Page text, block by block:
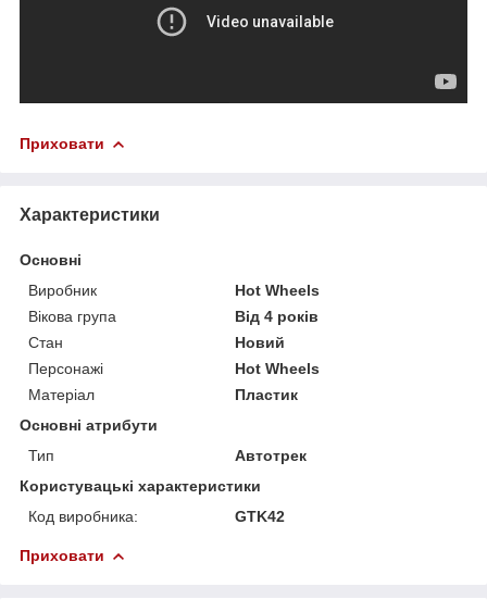
Приховати
Характеристики
Основні
Виробник
Hot Wheels
Вікова група
Від 4 років
Стан
Новий
Персонажі
Hot Wheels
Матеріал
Пластик
Основні атрибути
Тип
Автотрек
Користувацькі характеристики
Код виробника:
GTK42
Приховати